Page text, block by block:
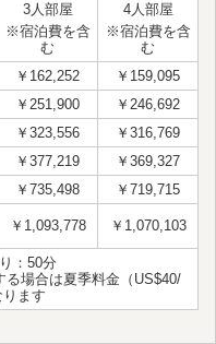
3人部屋
※宿泊費を含
む
4人部屋
※宿泊費を含
む
￥162,252
￥159,095
￥251,900
￥246,692
￥323,556
￥316,769
￥377,219
￥369,327
￥735,498
￥719,715
￥1,093,778 ￥1,070,103
：50分
場合は夏季料金（US$40/
ます